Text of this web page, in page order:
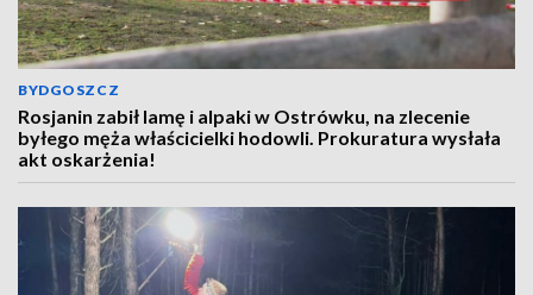
BYDGOSZCZ
Rosjanin zabił lamę i alpaki w Ostrówku, na zlecenie
byłego męża właścicielki hodowli. Prokuratura wysłała
akt oskarżenia!